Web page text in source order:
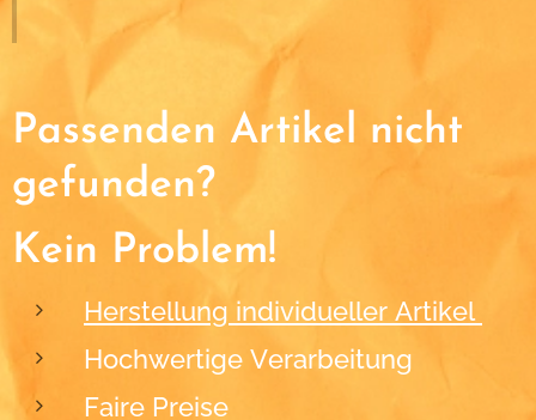
Passenden Artikel nicht
gefunden?
Kein Problem!
Herstellung individueller Artikel
Hochwertige Verarbeitung
Faire Preise